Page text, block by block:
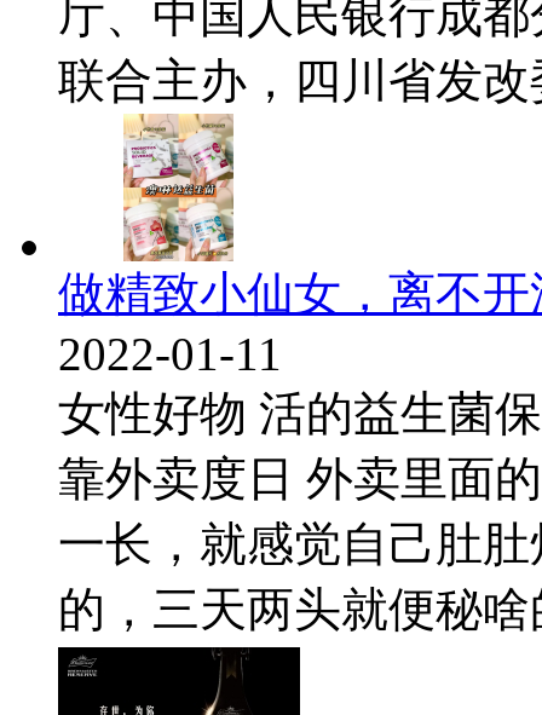
厅、中国人民银行成
联合主办，四川省发
做精致小仙女，离不
2022-01-11
女性好物 活的益生菌
靠外卖度日 外卖里面
一长，就感觉自己肚
的，三天两头就便秘啥